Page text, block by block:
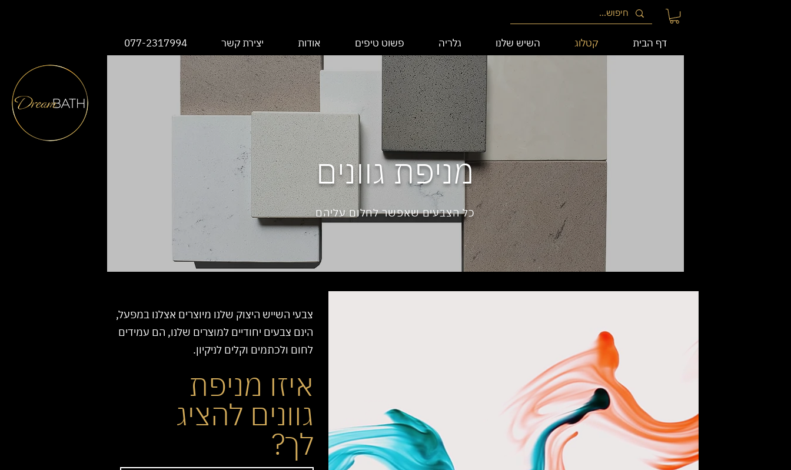
דף הבית קטלוג השיש שלנו גלריה פשוט טיפים אודות יצירת קשר 077-2317994
מניפת גוונים
כל הצבעים שאפשר לחלום עליהם
צבעי השייש היצוק שלנו מיוצרים אצלנו במפעל,
הינם צבעים יחודיים למוצרים שלנו, הם עמידים
לחום ולכתמים וקלים לניקיון.
איזו מניפת
גוונים להציג
לך?